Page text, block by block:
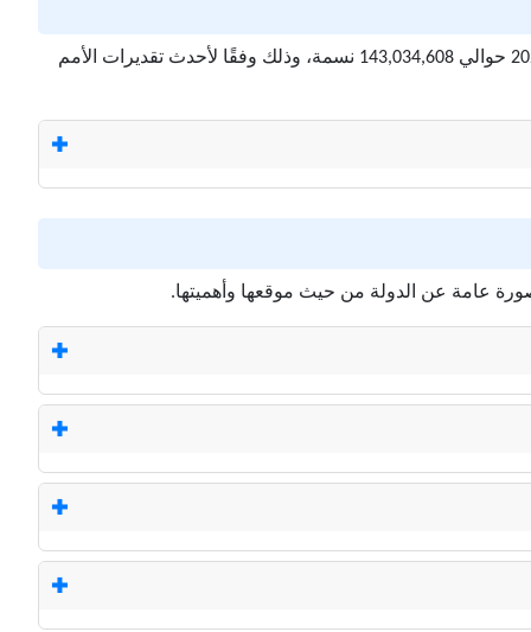
يُعد عدد السكان في روسيا من المؤشرات المهمة التي تعكس حجم الدولة وتأثيرها، حيث يبلغ عدد سكان روسيا الآن بتاريخ 9 أغسطس 2026 حوالي 143,034,608 نسمة، وذلك وفقًا لأحدث تقديرات الأمم
عامة عن الدولة من حيث موقعها وأهميتها.